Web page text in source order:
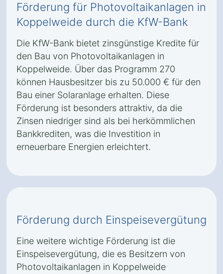
Förderung für Photovoltaikanlagen in
Koppelweide durch die KfW-Bank
Die KfW-Bank bietet zinsgünstige Kredite für
den Bau von Photovoltaikanlagen in
Koppelweide. Über das Programm 270
können Hausbesitzer bis zu 50.000 € für den
Bau einer Solaranlage erhalten. Diese
Förderung ist besonders attraktiv, da die
Zinsen niedriger sind als bei herkömmlichen
Bankkrediten, was die Investition in
erneuerbare Energien erleichtert.
Förderung durch Einspeisevergütung
Eine weitere wichtige Förderung ist die
Einspeisevergütung, die es Besitzern von
Photovoltaikanlagen in Koppelweide